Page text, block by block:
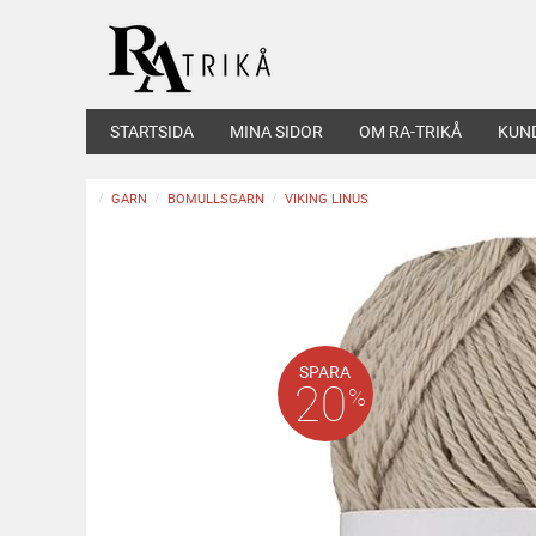
STARTSIDA MINA SIDOR OM RA-TRIKÅ
GARN BOMULLSGARN VIKING LINUS
SPARA
20%